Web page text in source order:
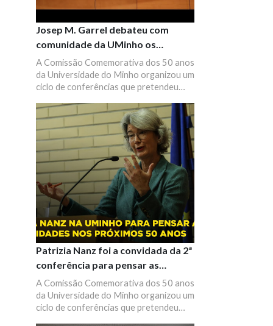
Josep M. Garrel debateu com
comunidade da UMinho os
próximos 50 anos das
Universidades na Europa
A Comissão Comemorativa dos 50 anos
da Universidade do Minho organizou um
ciclo de conferências que pretendeu
a participação de alguns dos principais
protagonistas e pensadores sobre a
temática da Universidade na Europa. No
auditório B1 do CP2 (edifício 2), no
campus de Gualtar, teve lugar a
conferência "El futuro de las
universidades", com a participação de
Josep M. Garrel, presidente da
European University Association.
Patrizia Nanz foi a convidada da 2ª
conferência para pensar as
universidades no futuro
A Comissão Comemorativa dos 50 anos
da Universidade do Minho organizou um
ciclo de conferências que pretendeu